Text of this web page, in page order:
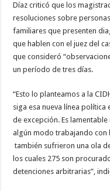
Díaz criticó que los
resoluciones sobre
familiares que presenten
que hablen con el juez del
que consideró
un período de tres días.
“Esto lo planteamos a la
siga esa nueva línea
de excepción. Es
algún modo trabajando con
también sufrieron una ola
los cuales 275 son
detenciones arbitrarias”,